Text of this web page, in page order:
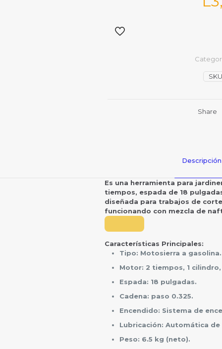
Share
Descripción
Es una herramienta para
tiempos, espada de 18
diseñada para trabajos de
funcionando con mezcla de
Características Principales:
Tipo: Motosierra a gasolina.
Motor: 2 tiempos, 1
Espada: 18 pulgadas.
Cadena: paso 0.325.
Encendido: Sistema de
Lubricación: Automática de
Peso: 6.5 kg (neto).